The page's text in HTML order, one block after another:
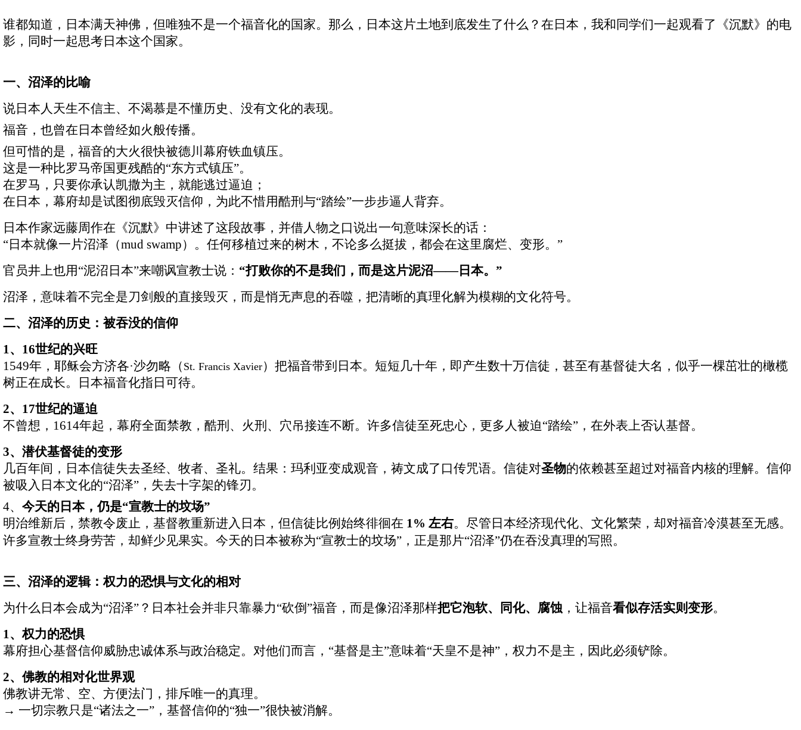
谁都知道，日本满天神佛，但唯独不是一个福音化的国家。那么，日本这片土地到底发生了什么？在日本，我和同学们一起观看了《沉默》的电
影，同时一起思考日本这个国家。
一、沼泽的比喻
说日本人天生不信主、不渴慕是不懂历史、没有文化的表现。
福音，也曾在日本曾经如火般传播。
但可惜的是，福音的大火很快被德川幕府铁血镇压。
这是一种比罗马帝国更残酷的“东方式镇压”。
在罗马，只要你承认凯撒为主，就能逃过逼迫；
在日本，幕府却是试图彻底毁灭信仰，为此不惜用酷刑与“踏绘”一步步逼人背弃。
日本作家远藤周作在《沉默》中讲述了这段故事，并借人物之口说出一句意味深长的话：
“日本就像一片沼泽（mud swamp）。任何移植过来的树木，不论多么挺拔，都会在这里腐烂、变形。 ”
官员井上也用“泥沼日本”来嘲讽宣教士说： “打败你的不是我们，而是这片泥沼——日本。 ”
沼泽，意味着不完全是刀剑般的直接毁灭，而是悄无声息的吞噬，把清晰的真理化解为模糊的文化符号。
二、沼泽的历史：被吞没的信仰
1 、 16世纪的兴旺
1549年，耶稣会方济各·沙勿略（ St. Francis Xavier）把福音带到日本。短短几十年，即产生数十万信徒，甚至有基督徒大名，似乎一棵茁壮的橄榄
树正在成长。日本福音化指日可待。
2、 17世纪的逼迫
不曾想， 1614年起，幕府全面禁教，酷刑、火刑、穴吊接连不断。许多信徒至死忠心，更多人被迫“踏绘”，在外表上否认基督。
3、潜伏基督徒的变形
几百年间，日本信徒失去圣经、牧者、圣礼。结果：玛利亚变成观音，祷文成了口传咒语。信徒对圣物的依赖甚至超过对福音内核的理解。信仰
被吸入日本文化的“沼泽”，失去十字架的锋刃。
4、 今天的日本，仍是“宣教士的坟场”
明治维新后，禁教令废止，基督教重新进入日本，但信徒比例始终徘徊在 1% 左右。尽管日本经济现代化、文化繁荣，却对福音冷漠甚至无感。
许多宣教士终身劳苦，却鲜少见果实。今天的日本被称为“宣教士的坟场”，正是那片“沼泽”仍在吞没真理的写照。
三、沼泽的逻辑：权力的恐惧与文化的相对
为什么日本会成为“沼泽”？日本社会并非只靠暴力“砍倒”福音，而是像沼泽那样把它泡软、同化、腐蚀 ，让福音看似存活实则变形。
1 、权力的恐惧
幕府担心基督信仰威胁忠诚体系与政治稳定。对他们而言， “基督是主”意味着“天皇不是神”，权力不是主，因此必须铲除。
2、佛教的相对化世界观
佛教讲无常、空、方便法门，排斥唯一的真理。
→ 一切宗教只是“诸法之一”，基督信仰的“独一”很快被消解。